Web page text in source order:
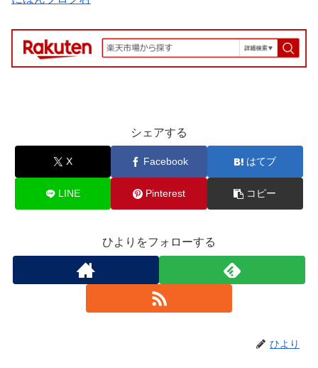
シェアする
X Facebook はてブ
LINE Pinterest コピー
ひよりをフォローする
ひより